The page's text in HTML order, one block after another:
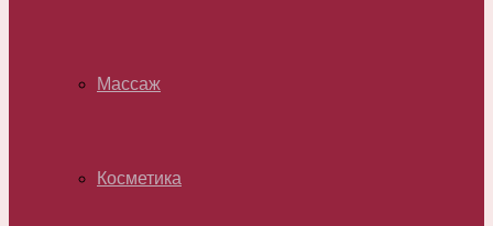
Массаж
Косметика